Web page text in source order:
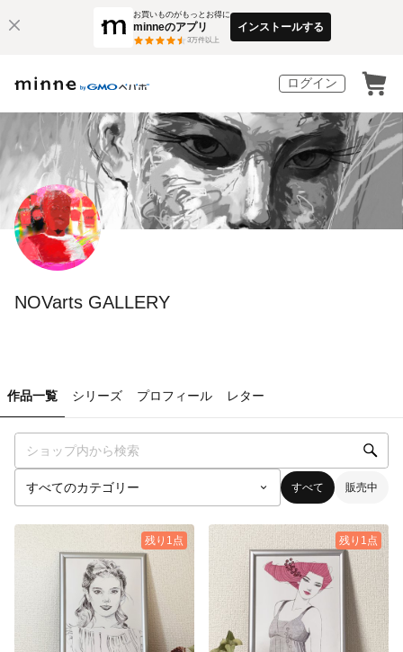
お買いものがもっとお得に
minneのアプリ
3万件以上
インストールする
ログイン
NOVarts GALLERY
作品一覧 シリーズ プロフィール レター
すべて 販売中
残り1点 残り1点